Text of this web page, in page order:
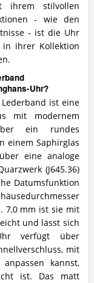
stilvollen
- wie den
- ist die Uhr
ihrer Kollektion
Uhr?
Lederband ist eine
mit modernem
ein rundes
einem Saphirglas
eine analoge
(J645.36)
Datumsfunktion
7,0 mm ist sie mit
und lässt sich
verfügt über
mit
kannst,
ist. Das matt